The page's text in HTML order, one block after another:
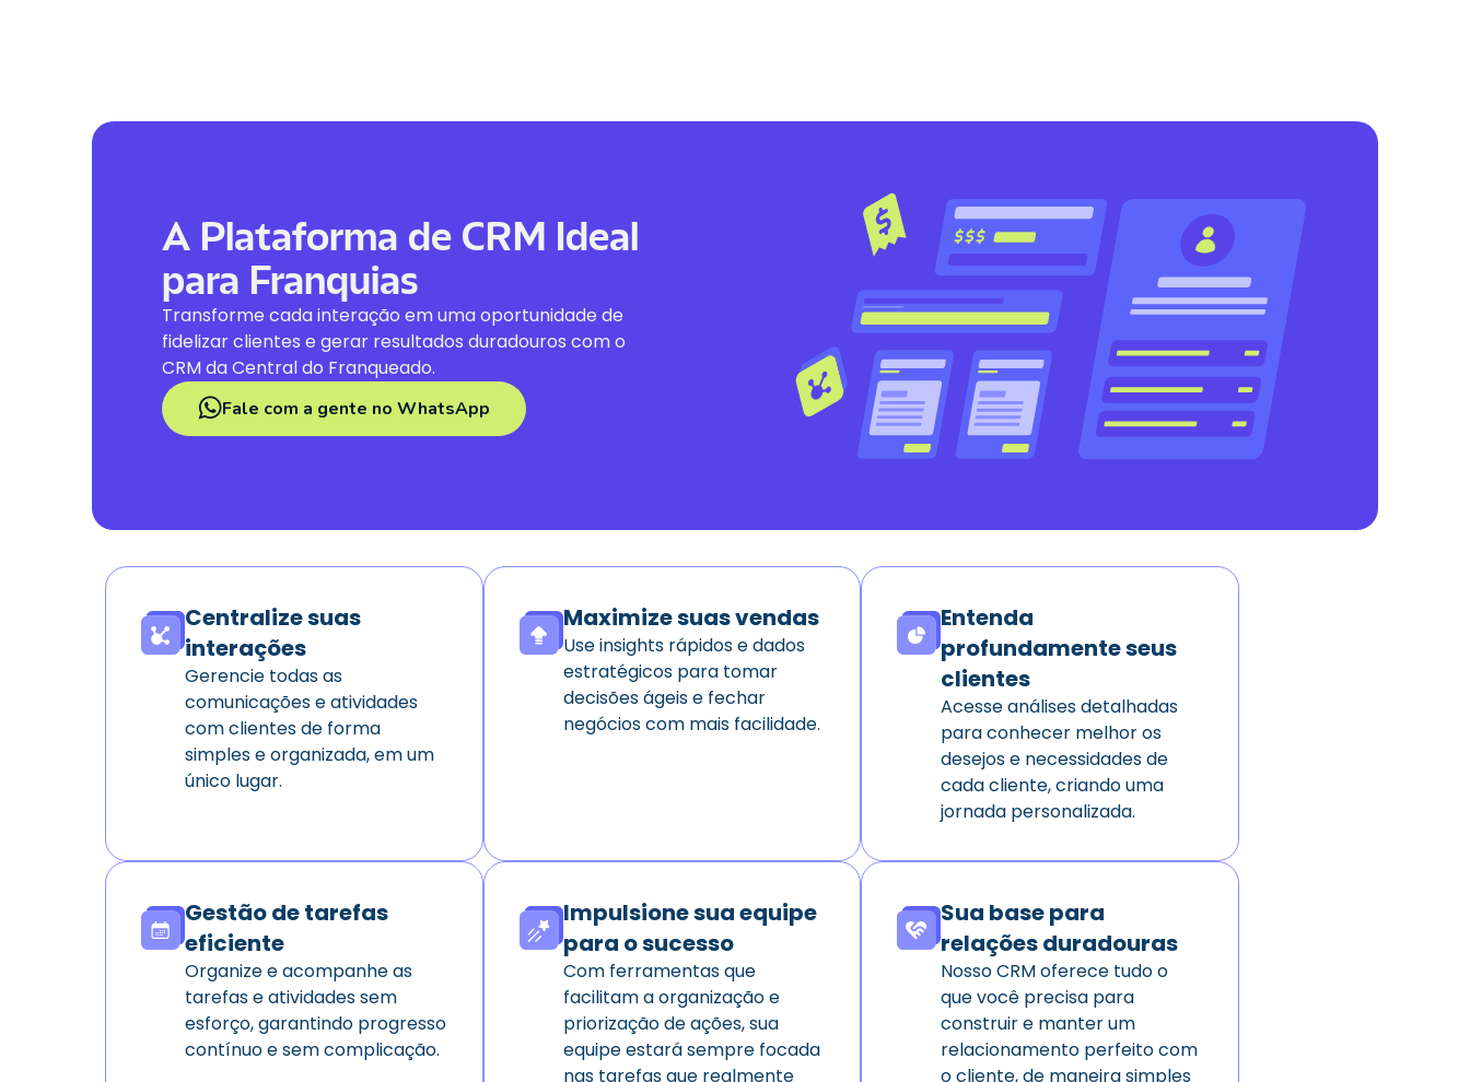
A Plataforma de CRM Ideal
para Franquias
Transforme cada interação em uma oportunidade de
fidelizar clientes e gerar resultados duradouros com o
CRM da Central do Franqueado.
Fale com a gente no WhatsApp
Centralize suas
interações
Gerencie todas as
comunicações e atividades
com clientes de forma
simples e organizada, em um
único lugar.
Maximize suas vendas
Use insights rápidos e dados
estratégicos para tomar
decisões ágeis e fechar
negócios com mais facilidade.
Entenda
profundamente seus
clientes
Acesse análises detalhadas
para conhecer melhor os
desejos e necessidades de
cada cliente, criando uma
jornada personalizada.
Gestão de tarefas
eficiente
Organize e acompanhe as
tarefas e atividades sem
esforço, garantindo progresso
contínuo e sem complicação.
Impulsione sua equipe
para o sucesso
Com ferramentas que
facilitam a organização e
priorização de ações, sua
equipe estará sempre focada
nas tarefas que realmente
Sua base para
relações duradouras
Nosso CRM oferece tudo o
que você precisa para
construir e manter um
relacionamento perfeito com
o cliente, de maneira simples